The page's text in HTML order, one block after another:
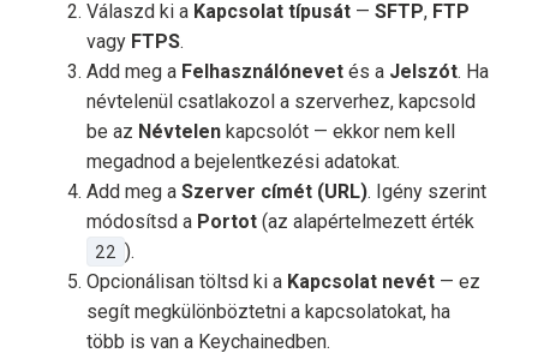
Válaszd ki a Kapcsolat típusát — SFTP, FTP
vagy FTPS.
Add meg a Felhasználónevet és a Jelszót. Ha
névtelenül csatlakozol a szerverhez, kapcsold
be az Névtelen kapcsolót — ekkor nem kell
megadnod a bejelentkezési adatokat.
Add meg a Szerver címét (URL). Igény szerint
módosítsd a Portot (az alapértelmezett érték
22 ).
Opcionálisan töltsd ki a Kapcsolat nevét — ez
segít megkülönböztetni a kapcsolatokat, ha
több is van a Keychainedben.